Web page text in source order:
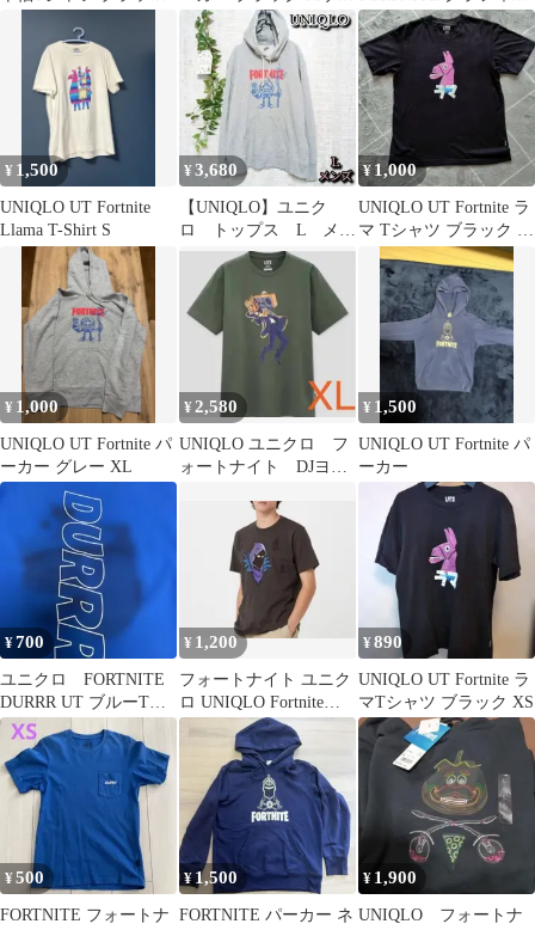
ズ
クTシャツ M ブラック
¥ 1,500
UNIQLO UT Fortnite
Llama T-Shirt S
¥3,680
【UNIQLO】ユニク
ロ トップス L メン
ズ FORTNITE コラ
ボ グレー
¥ 1,000
UNIQLO UT Fortnite ラ
マ Tシャツ ブラック S
サイズ
¥ 1,000
UNIQLO UT Fortnite パ
ーカー グレー XL
¥2,580
UNIQLO ユニクロ フ
ォートナイト DJヨン
¥ 1,500
UNIQLO UT Fortnite パ
ーカー
¥700
ユニクロ FORTNITE
DURRR UT ブルーTシ
ャツ メンズXL
¥ 1,200
フォートナイト ユニク
ロ UNIQLO Fortniteレ
イブン Raven
¥890
UNIQLO UT Fortnite ラ
マTシャツ ブラック XS
¥500
FORTNITE フォートナ
¥ 1,500
FORTNITE パーカー ネ
¥ 1,900
UNIQLO フォートナ